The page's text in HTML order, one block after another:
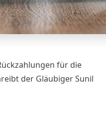
für die
der Gläubiger Sunil